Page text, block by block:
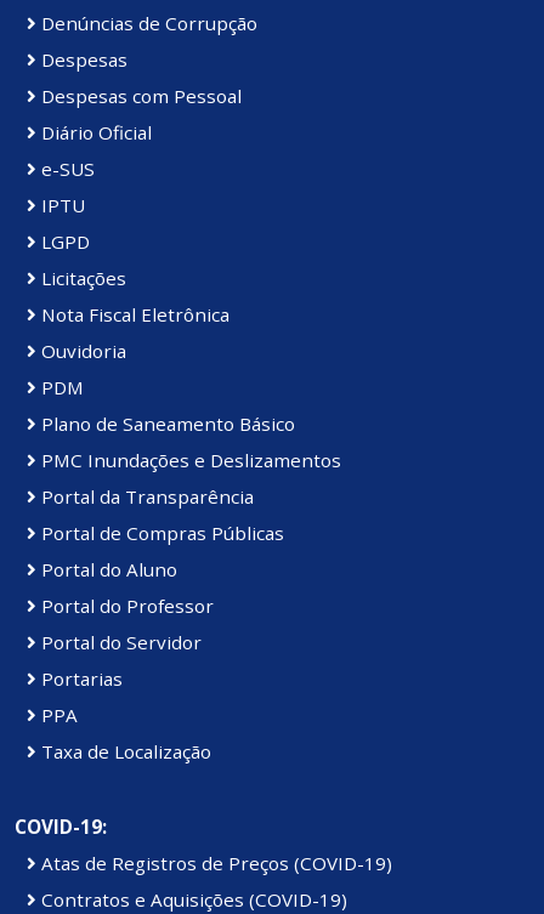
Denúncias de Corrupção
Despesas
Despesas com Pessoal
Diário Oficial
e-SUS
IPTU
LGPD
Licitações
Nota Fiscal Eletrônica
Ouvidoria
PDM
Plano de Saneamento Básico
PMC Inundações e Deslizamentos
Portal da Transparência
Portal de Compras Públicas
Portal do Aluno
Portal do Professor
Portal do Servidor
Portarias
PPA
Taxa de Localização
COVID-19:
Atas de Registros de Preços (COVID-19)
Contratos e Aquisições (COVID-19)